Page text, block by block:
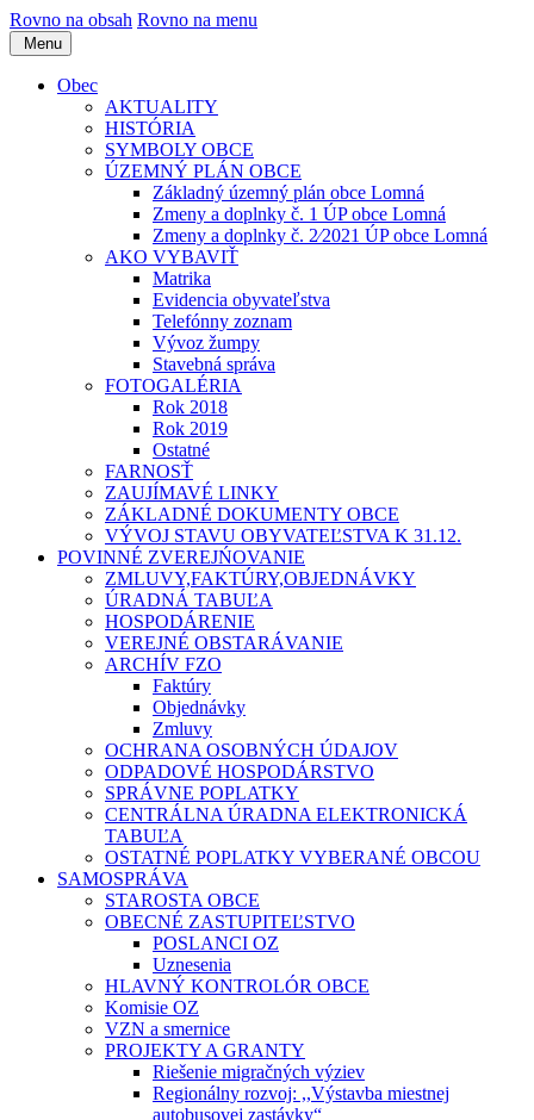
Rovno na obsah Rovno na menu
Menu
Obec
AKTUALITY
HISTÓRIA
SYMBOLY OBCE
ÚZEMNÝ PLÁN OBCE
Základný územný plán obce Lomná
Zmeny a doplnky č. 1 ÚP obce Lomná
Zmeny a doplnky č. 2⁄2021 ÚP obce Lomná
AKO VYBAVIŤ
Matrika
Evidencia obyvateľstva
Telefónny zoznam
Vývoz žumpy
Stavebná správa
FOTOGALÉRIA
Rok 2018
Rok 2019
Ostatné
FARNOSŤ
ZAUJÍMAVÉ LINKY
ZÁKLADNÉ DOKUMENTY OBCE
VÝVOJ STAVU OBYVATEĽSTVA K 31.12.
POVINNÉ ZVEREJŃOVANIE
ZMLUVY,FAKTÚRY,OBJEDNÁVKY
ÚRADNÁ TABUĽA
HOSPODÁRENIE
VEREJNÉ OBSTARÁVANIE
ARCHÍV FZO
Faktúry
Objednávky
Zmluvy
OCHRANA OSOBNÝCH ÚDAJOV
ODPADOVÉ HOSPODÁRSTVO
SPRÁVNE POPLATKY
CENTRÁLNA ÚRADNA ELEKTRONICKÁ
TABUĽA
OSTATNÉ POPLATKY VYBERANÉ OBCOU
SAMOSPRÁVA
STAROSTA OBCE
OBECNÉ ZASTUPITEĽSTVO
POSLANCI OZ
Uznesenia
HLAVNÝ KONTROLÓR OBCE
Komisie OZ
VZN a smernice
PROJEKTY A GRANTY
Riešenie migračných výziev
Regionálny rozvoj: ,,Výstavba miestnej
autobusovej zastávky“